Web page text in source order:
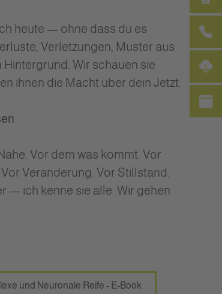
heute — ohne dass du es
Verletzungen, Muster aus
Hintergrund. Wir schauen sie
ihnen die Macht über dein Jetzt.
Vor dem was kommt. Vor
Veränderung. Vor Stillstand.
— ich kenne sie alle. Wir gehen
und Neuronale Reife - E-Book